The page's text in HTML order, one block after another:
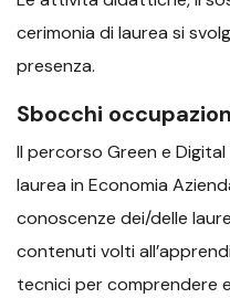
cerimonia di laurea si
presenza.
Sbocchi
Il percorso Green e
laurea in Economia
conoscenze dei/delle
contenuti volti
tecnici per comprendere